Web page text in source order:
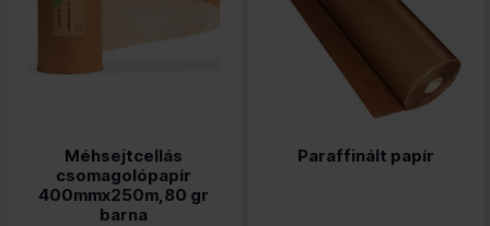
Méhsejtcellás
csomagolópapír
400mmx250m,80 gr
barna
Paraffinált papír